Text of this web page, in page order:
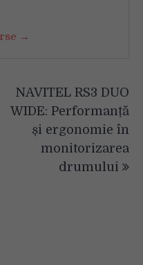
→
NAVITEL RS3 DUO
WIDE: Performanță
și ergonomie în
monitorizarea
drumului